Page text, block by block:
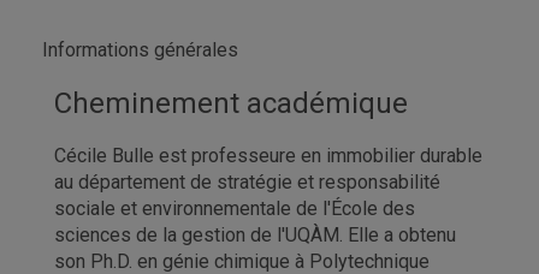
Informations générales
Cheminement académique
Cécile Bulle est professeure en immobilier durable
au département de stratégie et responsabilité
sociale et environnementale de l'École des
sciences de la gestion de l'UQÀM. Elle a obtenu
son Ph.D. en génie chimique à Polytechnique